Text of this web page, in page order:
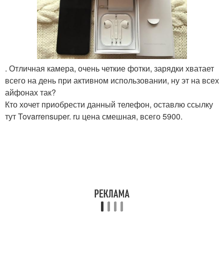
. Отличная камера, очень четкие фотки, зарядки хватает
всего на день при активном использовании, ну эт на всех
айфонах так?
Кто хочет приобрести данный телефон, оставлю ссылку
тут Tovarrensuper. ru цена смешная, всего 5900.